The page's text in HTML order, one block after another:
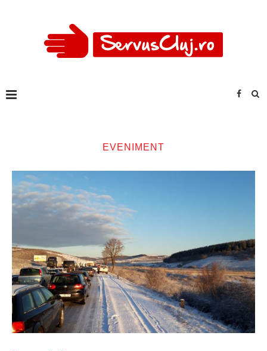
EVENIMENT